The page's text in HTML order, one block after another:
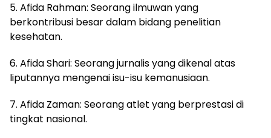
5. Afida Rahman: Seorang ilmuwan yang
berkontribusi besar dalam bidang penelitian
kesehatan.
6. Afida Shari: Seorang jurnalis yang dikenal atas
liputannya mengenai isu-isu kemanusiaan.
7. Afida Zaman: Seorang atlet yang berprestasi di
tingkat nasional.